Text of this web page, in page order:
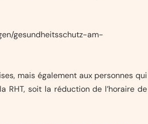
gesundheitsschutz-am-
mais également aux personnes qui
RHT, soit la réduction de l’horaire de